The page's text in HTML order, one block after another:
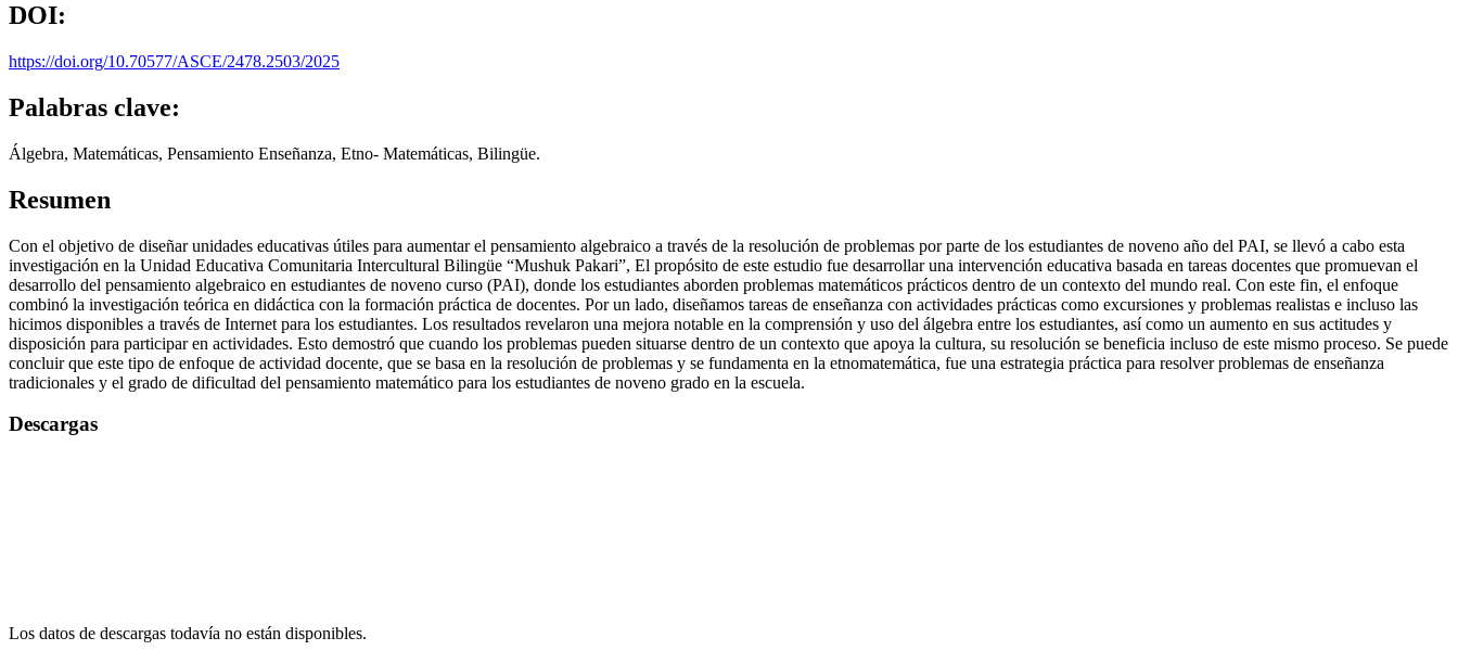
DOI:
https://doi.org/10.70577/ASCE/2478.2503/2025
Palabras clave:
Álgebra, Matemáticas, Pensamiento Enseñanza, Etno- Matemáticas, Bilingüe.
Resumen
Con el objetivo de diseñar unidades educativas útiles para aumentar el pensamiento algebraico a través de la resolución de problemas por parte de los estudiantes de noveno año del PAI, se llevó a cabo esta
investigación en la Unidad Educativa Comunitaria Intercultural Bilingüe “Mushuk Pakari”, El propósito de este estudio fue desarrollar una intervención educativa basada en tareas docentes que promuevan el
desarrollo del pensamiento algebraico en estudiantes de noveno curso (PAI), donde los estudiantes aborden problemas matemáticos prácticos dentro de un contexto del mundo real. Con este fin, el enfoque
combinó la investigación teórica en didáctica con la formación práctica de docentes. Por un lado, diseñamos tareas de enseñanza con actividades prácticas como excursiones y problemas realistas e incluso las
hicimos disponibles a través de Internet para los estudiantes. Los resultados revelaron una mejora notable en la comprensión y uso del álgebra entre los estudiantes, así como un aumento en sus actitudes y
disposición para participar en actividades. Esto demostró que cuando los problemas pueden situarse dentro de un contexto que apoya la cultura, su resolución se beneficia incluso de este mismo proceso. Se puede
concluir que este tipo de enfoque de actividad docente, que se basa en la resolución de problemas y se fundamenta en la etnomatemática, fue una estrategia práctica para resolver problemas de enseñanza
tradicionales y el grado de dificultad del pensamiento matemático para los estudiantes de noveno grado en la escuela.
Descargas
Los datos de descargas todavía no están disponibles.